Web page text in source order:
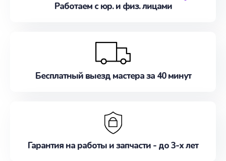
Работаем с юр. и физ. лицами
Бесплатный выезд мастера за 40 минут
Гарантия на работы и запчасти - до 3-х лет